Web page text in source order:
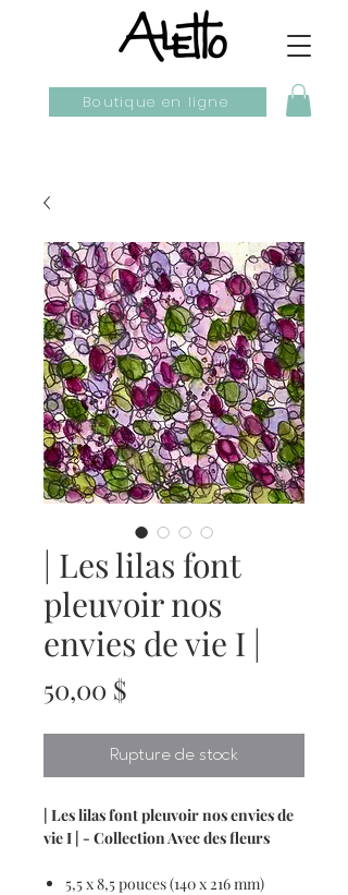
Boutique en ligne
| Les lilas font
pleuvoir nos
envies de vie I |
50,00 $
Rupture de stock
| Les lilas font pleuvoir nos envies de
vie I | - Collection Avec des fleurs
5,5 x 8,5 pouces (140 x 216 mm)